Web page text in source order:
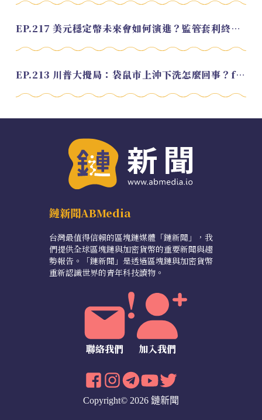
EP.217 美元穩定幣未來會如何演進？監管套利終將收斂？feat. 研究員 余哲安
EP.213 川普大攪局：袋鼠市上沖下洗怎麼回事？feat. Alvin
鏈新聞ABMedia
台灣最值得信賴的區塊鏈媒體「鏈新聞」，我
們提供全球區塊鏈與加密貨幣的重要新聞與趨
勢報告。「鏈新聞」是透過區塊鏈與加密貨幣
重新認識世界的青年科技讀物。
聯絡我們 加入我們
Copyright© 2026 鏈新聞